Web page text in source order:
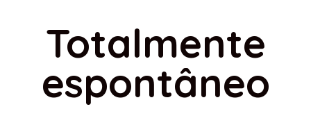
Totalmente
espontâneo